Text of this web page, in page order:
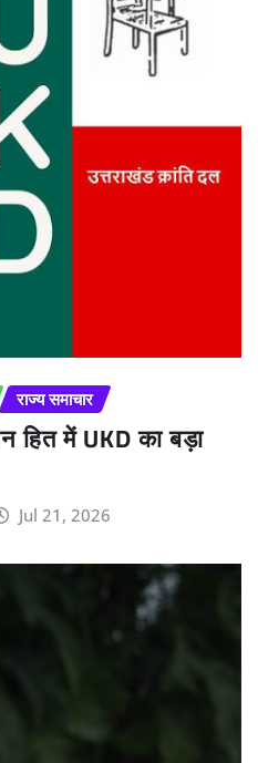
राज्य समाचार
हित में UKD का बड़ा
Jul 21, 2026